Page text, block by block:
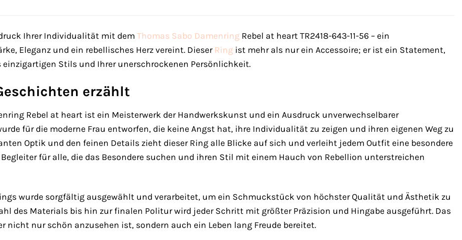
Ihrer Individualität mit dem Thomas Sabo Damenring Rebel at heart TR2418-643-11-56 – ein
Eleganz und ein rebellisches Herz vereint. Dieser Ring ist mehr als nur ein Accessoire; er ist ein Statement,
einzigartigen Stils und Ihrer unerschrockenen Persönlichkeit.
erzählt
Rebel at heart ist ein Meisterwerk der Handwerkskunst und ein Ausdruck unverwechselbarer
für die moderne Frau entworfen, die keine Angst hat, ihre Individualität zu zeigen und ihren eigenen Weg zu
Optik und den feinen Details zieht dieser Ring alle Blicke auf sich und verleiht jedem Outfit eine besondere
Begleiter für alle, die das Besondere suchen und ihren Stil mit einem Hauch von Rebellion unterstreichen
wurde sorgfältig ausgewählt und verarbeitet, um ein Schmuckstück von höchster Qualität und Ästhetik zu
des Materials bis hin zur finalen Politur wird jeder Schritt mit größter Präzision und Hingabe ausgeführt. Das
nicht nur schön anzusehen ist, sondern auch ein Leben lang Freude bereitet.